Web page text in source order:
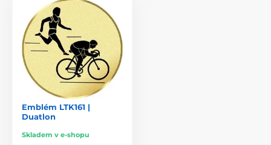
Emblém LTK161 |
Duatlon
Skladem v e-shopu